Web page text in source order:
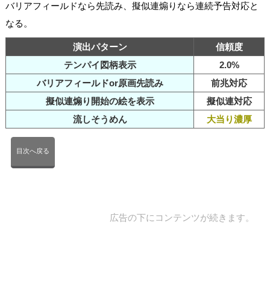
バリアフィールドなら先読み、擬似連煽りなら連続予告対応と
なる。
演出パターン
信頼度
テンパイ図柄表示
2.0%
バリアフィールドor原画先読み
前兆対応
擬似連煽り開始の絵を表示
擬似連対応
流しそうめん
大当り濃厚
目次へ戻る
広告の下にコンテンツが続きます。